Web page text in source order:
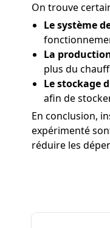
On trouve
Le système
La
plus du
Le stockage
afin de
En conclusion,
expérimenté
réduire les